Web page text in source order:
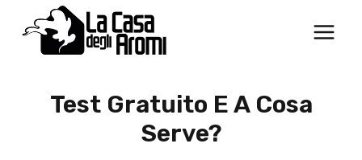
contenuto
Test Gratuito E A Cosa
Serve?